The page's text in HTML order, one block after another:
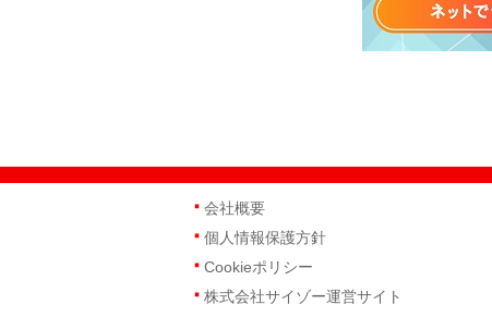
会社概要
個人情報保護方針
Cookieポリシー
株式会社サイゾー運営サイト